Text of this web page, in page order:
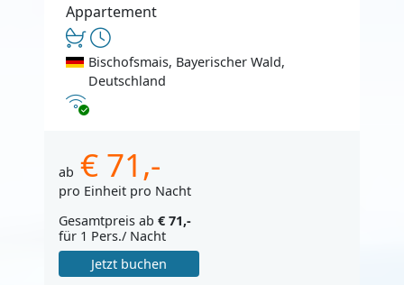
Appartement
Bischofsmais, Bayerischer Wald,
Deutschland
Internet
ab € 71,-
pro Einheit pro Nacht
Gesamtpreis ab € 71,-
für 1 Pers./ Nacht
Jetzt buchen